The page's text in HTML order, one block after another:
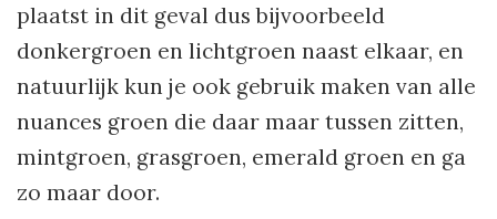
plaatst in dit geval dus bijvoorbeeld
donkergroen en lichtgroen naast elkaar, en
natuurlijk kun je ook gebruik maken van alle
nuances groen die daar maar tussen zitten,
mintgroen, grasgroen, emerald groen en ga
zo maar door.